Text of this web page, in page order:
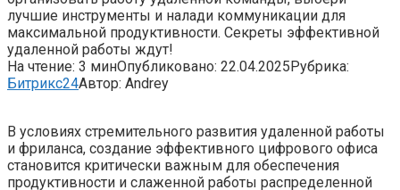
лучшие инструменты и налади коммуникации для
максимальной продуктивности. Секреты эффективной
удаленной работы ждут!
На чтение: 3 минОпубликовано: 22.04.2025Рубрика:
Битрикс24Автор: Andrey
В условиях стремительного развития удаленной работы
и фриланса, создание эффективного цифрового офиса
становится критически важным для обеспечения
продуктивности и слаженной работы распределенной